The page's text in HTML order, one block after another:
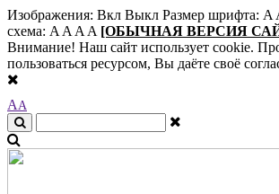
Изображения: Вкл Выкл Размер шрифта: A
схема: A A A A [ОБЫЧНАЯ ВЕРСИЯ
Внимание! Наш сайт использует cookie.
пользоваться ресурсом, Вы даёте своё
AA